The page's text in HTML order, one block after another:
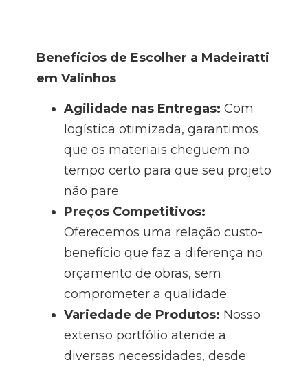
Benefícios de Escolher a Madeiratti
em Valinhos
Agilidade nas Entregas: Com
logística otimizada, garantimos
que os materiais cheguem no
tempo certo para que seu projeto
não pare.
Preços Competitivos:
Oferecemos uma relação custo-
benefício que faz a diferença no
orçamento de obras, sem
comprometer a qualidade.
Variedade de Produtos: Nosso
extenso portfólio atende a
diversas necessidades, desde